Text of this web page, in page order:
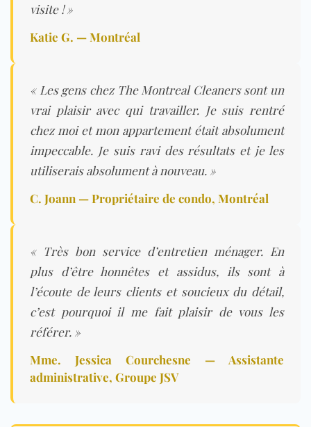
visite ! »
Katie G. — Montréal
« Les gens chez The Montreal Cleaners sont un
vrai plaisir avec qui travailler. Je suis rentré
chez moi et mon appartement était absolument
impeccable. Je suis ravi des résultats et je les
utiliserais absolument à nouveau. »
C. Joann — Propriétaire de condo, Montréal
« Très bon service d’entretien ménager. En
plus d’être honnêtes et assidus, ils sont à
l’écoute de leurs clients et soucieux du détail,
c’est pourquoi il me fait plaisir de vous les
référer. »
Mme. Jessica Courchesne — Assistante
administrative, Groupe JSV